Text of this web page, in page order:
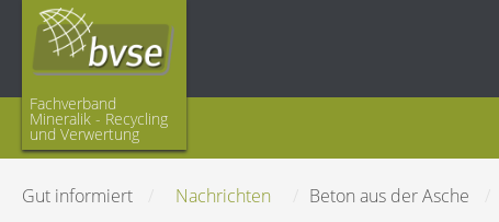
Fachverband
Mineralik - Recycling
und Verwertung
Gut informiert Nachrichten Beton aus der Asche